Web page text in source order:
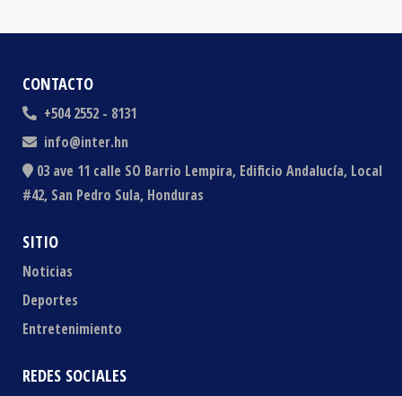
CONTACTO
+504 2552 - 8131
info@inter.hn
03 ave 11 calle SO Barrio Lempira, Edificio Andalucía, Local
#42, San Pedro Sula, Honduras
SITIO
Noticias
Deportes
Entretenimiento
REDES SOCIALES